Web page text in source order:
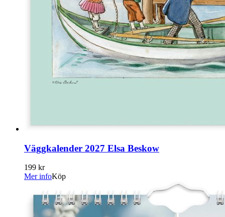
Väggkalender 2027 Elsa Beskow
199 kr
Mer infoKöp